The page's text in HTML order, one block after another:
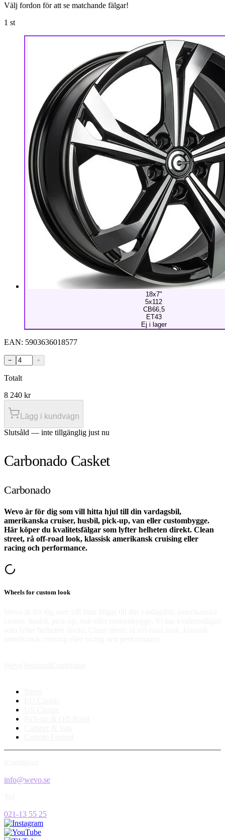
Välj fordon för att se matchande fälgar!
1 st
18x7"
5x112
CB66,5
ET43
Ej i lager
EAN: 5903636018577
− +
Totalt
8 240 kr
Lägg i kundvagn
Slutsåld — inte tillgänglig just nu
Carbonado Casket
Carbonado
Wevo är för dig som vill hitta hjul till din vardagsbil,
amerikanska cruiser, husbil, pick-up, van eller custombygge.
Här köper du kvalitetsfälgar som lyfter helheten direkt. Clean
street, rå off-road look, klassisk amerikansk cruising eller
racing och performance.
Wheels for custom look
info@wevo.se
021-13 55 25